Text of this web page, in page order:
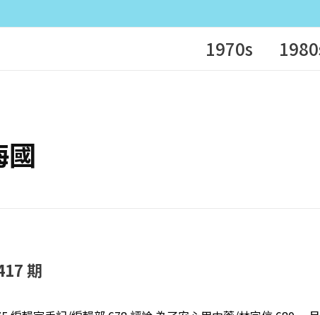
1970s
期